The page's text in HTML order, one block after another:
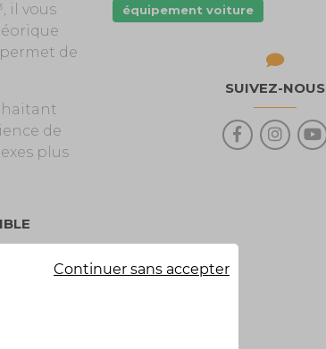
il vous
de
de
plus
un
permis B
équipement voiture
SUIVEZ-NOUS
Continuer sans accepter